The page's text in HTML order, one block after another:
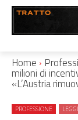
Home
milioni di
«L’Austria
PROFESSIONE